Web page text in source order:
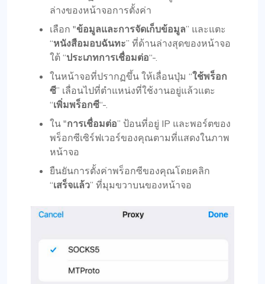
ล่างของหน้าจอการตั้งค่า
เลือก "ข้อมูลและการจัดเก็บข้อมูล” และแตะ
“หนังสือมอบฉันทะ” ที่ด้านล่างสุดของหน้าจอ
ใต้ “ประเภทการเชื่อมต่อ“-.
ในหน้าจอที่ปรากฏขึ้น ให้เลื่อนปุ่ม “ใช้พร็อก
ซี” เลื่อนไปที่ตำแหน่งที่ใช้งานอยู่แล้วแตะ
“เพิ่มพร็อกซี“-.
ใน "การเชื่อมต่อ” ป้อนที่อยู่ IP และพอร์ตของ
พร็อกซีเซิร์ฟเวอร์ของคุณตามที่แสดงในภาพ
หน้าจอ
ยืนยันการตั้งค่าพร็อกซีของคุณโดยคลิก
“เสร็จแล้ว” ที่มุมขวาบนของหน้าจอ